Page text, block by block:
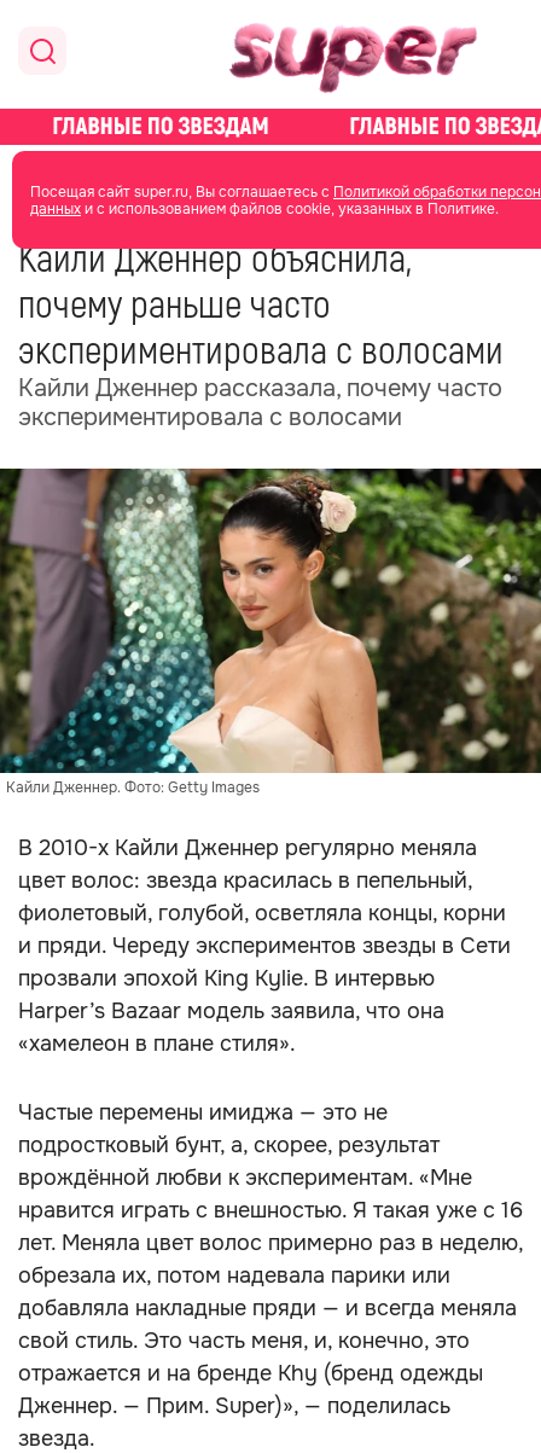
Посещая сайт super.ru, Вы соглашаетесь с Политикой обработки
данныхи с использованием файлов cookie, указанных в Политике.
главная новости о звездах новости
Кайли Дженнер объяснила,
почему раньше часто
экспериментировала с волосами
Кайли Дженнер рассказала, почему часто
экспериментировала с волосами
Кайли Дженнер. Фото: Getty Images
В 2010-х Кайли Дженнер регулярно меняла
цвет волос: звезда красилась в пепельный,
фиолетовый, голубой, осветляла концы, корни
и пряди. Череду экспериментов звезды в Сети
прозвали эпохой King Kylie. В интервью
Harper’s Bazaar модель заявила, что она
«хамелеон в плане стиля».
Частые перемены имиджа — это не
подростковый бунт, а, скорее, результат
врождённой любви к экспериментам. «Мне
нравится играть с внешностью. Я такая уже с 16
лет. Меняла цвет волос примерно раз в неделю,
обрезала их, потом надевала парики или
добавляла накладные пряди — и всегда меняла
свой стиль. Это часть меня, и, конечно, это
отражается и на бренде Khy (бренд одежды
Дженнер. — Прим. Super)», — поделилась
звезда.